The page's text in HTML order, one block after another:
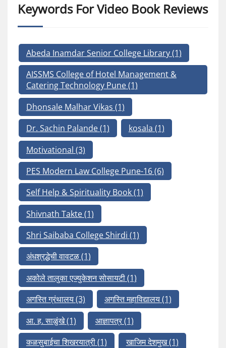
Keywords For Video Book Reviews
Abeda Inamdar Senior College Library(1)
AISSMS College of Hotel Management &
Catering Technology Pune(1)
Dhonsale Malhar Vikas (1)
Dr. Sachin Palande(1) kosala (1)
Motivational (3)
PES Modern Law College Pune-16(6)
Self Help & Spirituality Book(1)
Shivnath Takte(1)
Shri Saibaba College Shirdi (1)
अंधश्रद्धेची वावटळ(1)
अकोले तालुका एज्युकेशन सोसायटी(1)
अगस्ति ग्रंथालय(3) अगस्ति महाविद्यालय(1)
आ. ह. साळुंखे(1) आज्ञापत्र(1)
कळसुबाईचा शिखरयात्री(1) खाजिम देशमुख(1)